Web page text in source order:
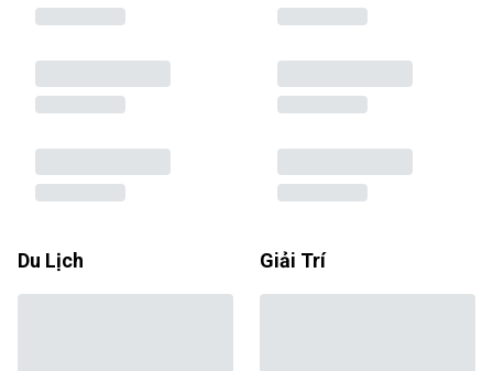
Du Lịch Giải Trí